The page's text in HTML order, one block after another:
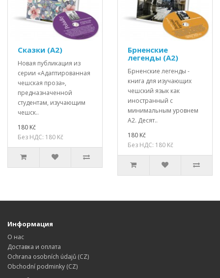
Сказки (А2)
Новая публикация из
серии «Адаптированная
чешская проза»,
предназначенной
студентам, изучающим
чешск..
180 Kč
Без НДС: 180 Kč
Брненские
легенды (А2)
Брненские легенды -
книга для изучающих
чешский язык как
иностранный с
минимальным уровнем
А2. Десят..
180 Kč
Без НДС: 180 Kč
Информация
О нас
Доставка и оплата
Ochrana osobních údajů (CZ)
Obchodní podminky (CZ)